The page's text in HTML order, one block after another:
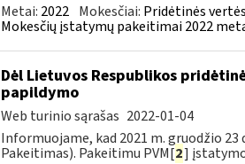
Metai: 2022 Mokesčiai: Pridėtinės
Mokesčių įstatymų pakeitimai 2022
Dėl Lietuvos Respublikos
papildymo
Web turinio sąrašas 2022-01-04
Informuojame, kad 2021 m. gruodžio
Pakeitimas). Pakeitimu PVM[2]